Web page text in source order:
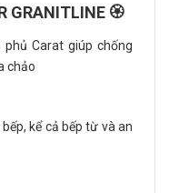
GRANITLINE 🏵️
Carat giúp chống
chảo
kể cả bếp từ và an